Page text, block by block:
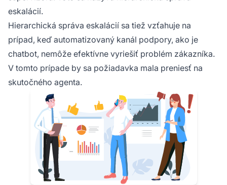
eskalácií.
Hierarchická správa eskalácií sa tiež vzťahuje na
prípad, keď automatizovaný kanál podpory, ako je
chatbot, nemôže efektívne vyriešiť problém zákazníka.
V tomto prípade by sa požiadavka mala preniesť na
skutočného agenta.